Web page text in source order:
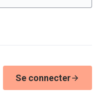
Se connecter